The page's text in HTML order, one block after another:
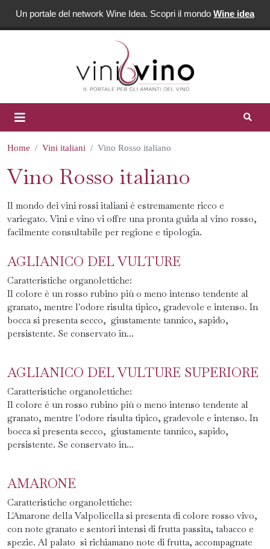
Un portale del network Wine Idea. Scopri il mondo Wine idea
Home Vini italiani Vino Rosso italiano
Vino Rosso italiano
Il mondo dei vini rossi italiani è estremamente ricco e
variegato. Vini e vino vi offre una pronta guida al vino rosso,
facilmente consultabile per regione e tipologia.
AGLIANICO DEL VULTURE
Caratteristiche organolettiche:
Il colore è un rosso rubino più o meno intenso tendente al
granato, mentre l'odore risulta tipico, gradevole e intenso. In
bocca si presenta secco, giustamente tannico, sapido,
persistente. Se conservato in...
AGLIANICO DEL VULTURE SUPERIORE
Caratteristiche organolettiche:
Il colore è un rosso rubino più o meno intenso tendente al
granato, mentre l'odore risulta tipico, gradevole e intenso. In
bocca si presenta secco, giustamente tannico, sapido,
persistente. Se conservato in...
AMARONE
Caratteristiche organolettiche:
L'Amarone della Valpolicella si presenta di colore rosso vivo,
con note granato e sentori intensi di frutta passita, tabacco e
spezie. Al palato si richiamano note di frutta, accompagnate